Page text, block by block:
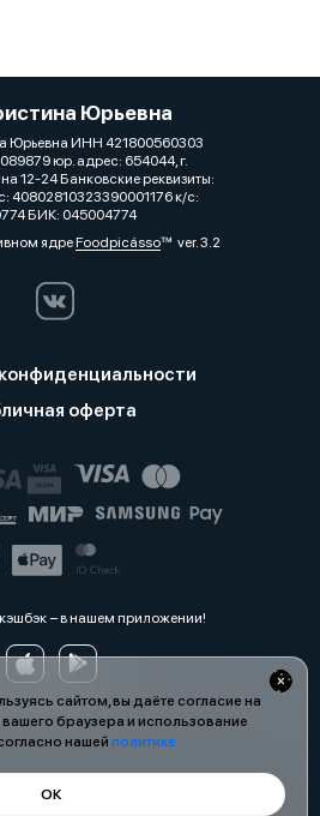
сайтом, вы даёте согласие на
браузера и использование
нашей политике
ОК
Юрьевна
Юрьевна ИНН 421800560303
юр. адрес: 654044, г.
12-24 Банковские реквизиты:
40802810323390001176 к/с:
БИК: 045004774
ядреFoodpicássover. 3.2
оферта
− в нашем приложении!